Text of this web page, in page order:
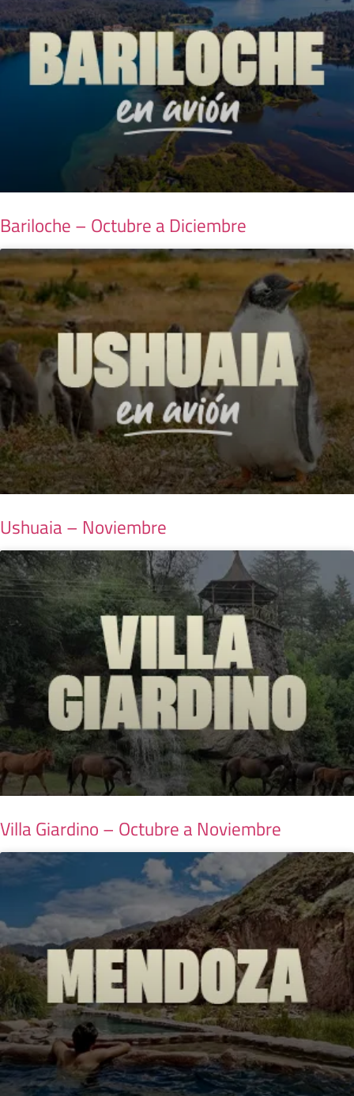
Bariloche – Octubre a Diciembre
Ushuaia – Noviembre
Villa Giardino – Octubre a Noviembre